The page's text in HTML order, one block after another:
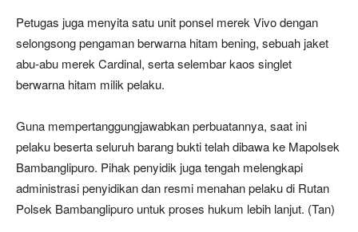
Petugas juga menyita satu unit ponsel merek Vivo dengan
selongsong pengaman berwarna hitam bening, sebuah jaket
abu-abu merek Cardinal, serta selembar kaos singlet
berwarna hitam milik pelaku.
Guna mempertanggungjawabkan perbuatannya, saat ini
pelaku beserta seluruh barang bukti telah dibawa ke Mapolsek
Bambanglipuro. Pihak penyidik juga tengah melengkapi
administrasi penyidikan dan resmi menahan pelaku di Rutan
Polsek Bambanglipuro untuk proses hukum lebih lanjut. (Tan)